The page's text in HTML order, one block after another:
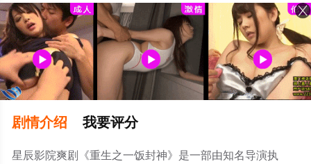
剧情介绍 我要评分
星辰影院爽剧《重生之一饭封神》是一部由知名导演执